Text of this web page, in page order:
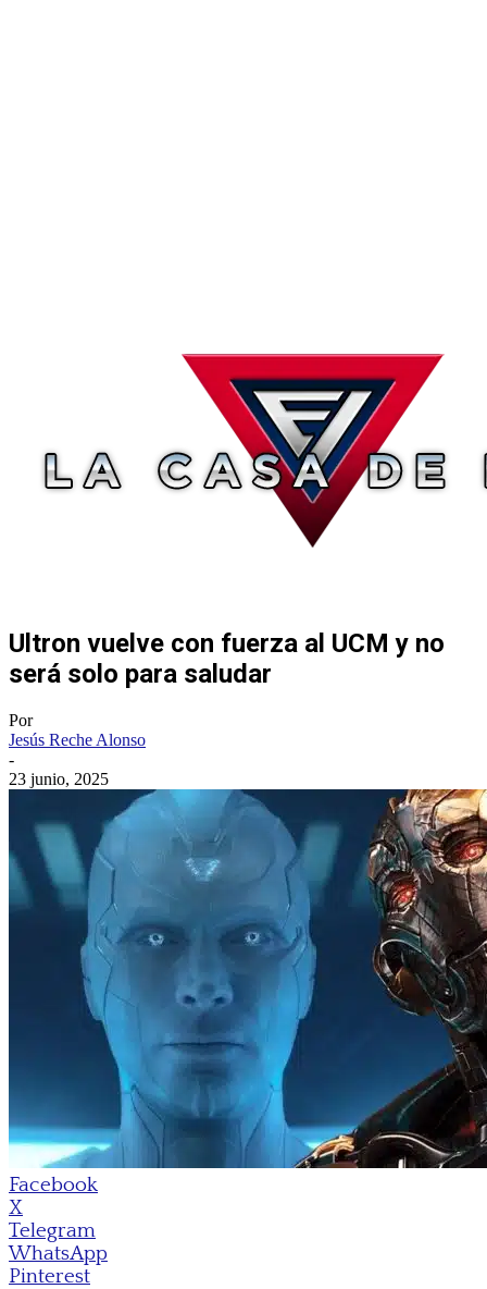
Ultron vuelve con fuerza al UCM y no
será solo para saludar
Por
Jesús Reche Alonso
-
23 junio, 2025
Facebook
X
Telegram
WhatsApp
Pinterest